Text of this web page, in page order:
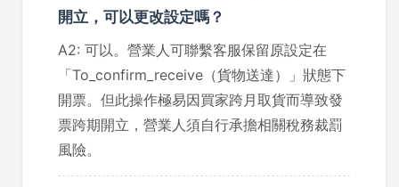
開立，可以更改設定嗎？
A2: 可以。營業人可聯繫客服保留原設定在
「To_confirm_receive（貨物送達）」狀態下
開票。但此操作極易因買家跨月取貨而導致發
票跨期開立，營業人須自行承擔相關稅務裁罰
風險。